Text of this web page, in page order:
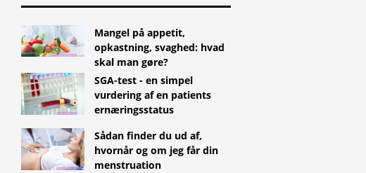
Mangel på appetit,
opkastning, svaghed: hvad
skal man gøre?
SGA-test - en simpel
vurdering af en patients
ernæringsstatus
Sådan finder du ud af,
hvornår og om jeg får din
menstruation